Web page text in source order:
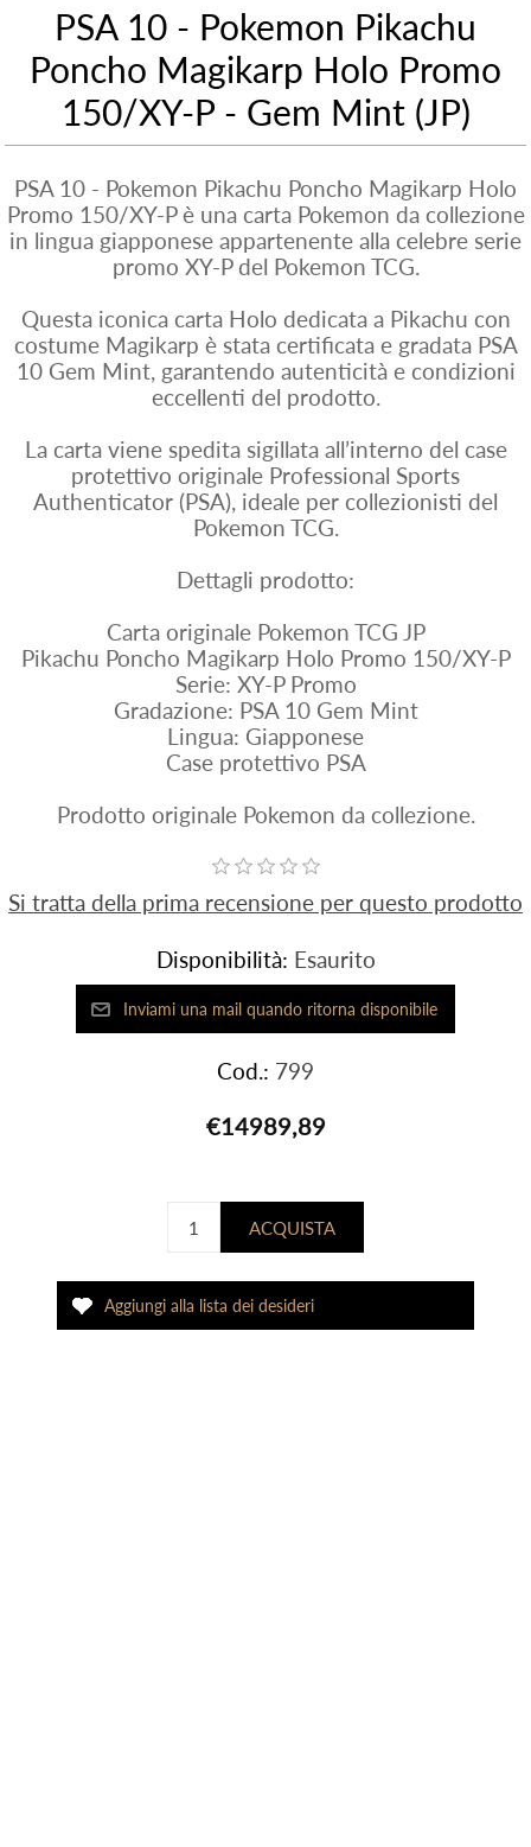
PSA 10 - Pokemon Pikachu
Poncho Magikarp Holo Promo
150/XY-P - Gem Mint (JP)
PSA 10 - Pokemon Pikachu Poncho Magikarp Holo
Promo 150/XY-P è una carta Pokemon da collezione
in lingua giapponese appartenente alla celebre serie
promo XY-P del Pokemon TCG.
Questa iconica carta Holo dedicata a Pikachu con
costume Magikarp è stata certificata e gradata PSA
10 Gem Mint, garantendo autenticità e condizioni
eccellenti del prodotto.
La carta viene spedita sigillata all’interno del case
protettivo originale Professional Sports
Authenticator (PSA), ideale per collezionisti del
Pokemon TCG.
Dettagli prodotto:
Carta originale Pokemon TCG JP
Pikachu Poncho Magikarp Holo Promo 150/XY-P
Serie: XY-P Promo
Gradazione: PSA 10 Gem Mint
Lingua: Giapponese
Case protettivo PSA
Prodotto originale Pokemon da collezione.
Si tratta della prima recensione per questo prodotto
Disponibilità: Esaurito
Cod.: 799
€14989,89